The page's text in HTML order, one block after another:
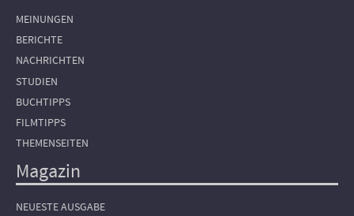
MEINUNGEN
BERICHTE
NACHRICHTEN
STUDIEN
BUCHTIPPS
FILMTIPPS
THEMENSEITEN
Magazin
NEUESTE AUSGABE